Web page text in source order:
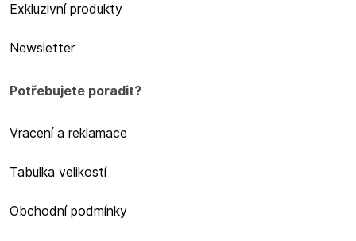
Exkluzivní produkty
Newsletter
Potřebujete poradit?
Vracení a reklamace
Tabulka velikostí
Obchodní podmínky